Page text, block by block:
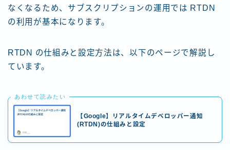
なくなるため、サブスクリプションの運用では RTDN
の利用が基本になります。
RTDN の仕組みと設定方法は、以下のページで解説し
ています。
あわせて読みたい
【Google】リアルタイムデベロッパー通知
(RTDN)の仕組みと設定